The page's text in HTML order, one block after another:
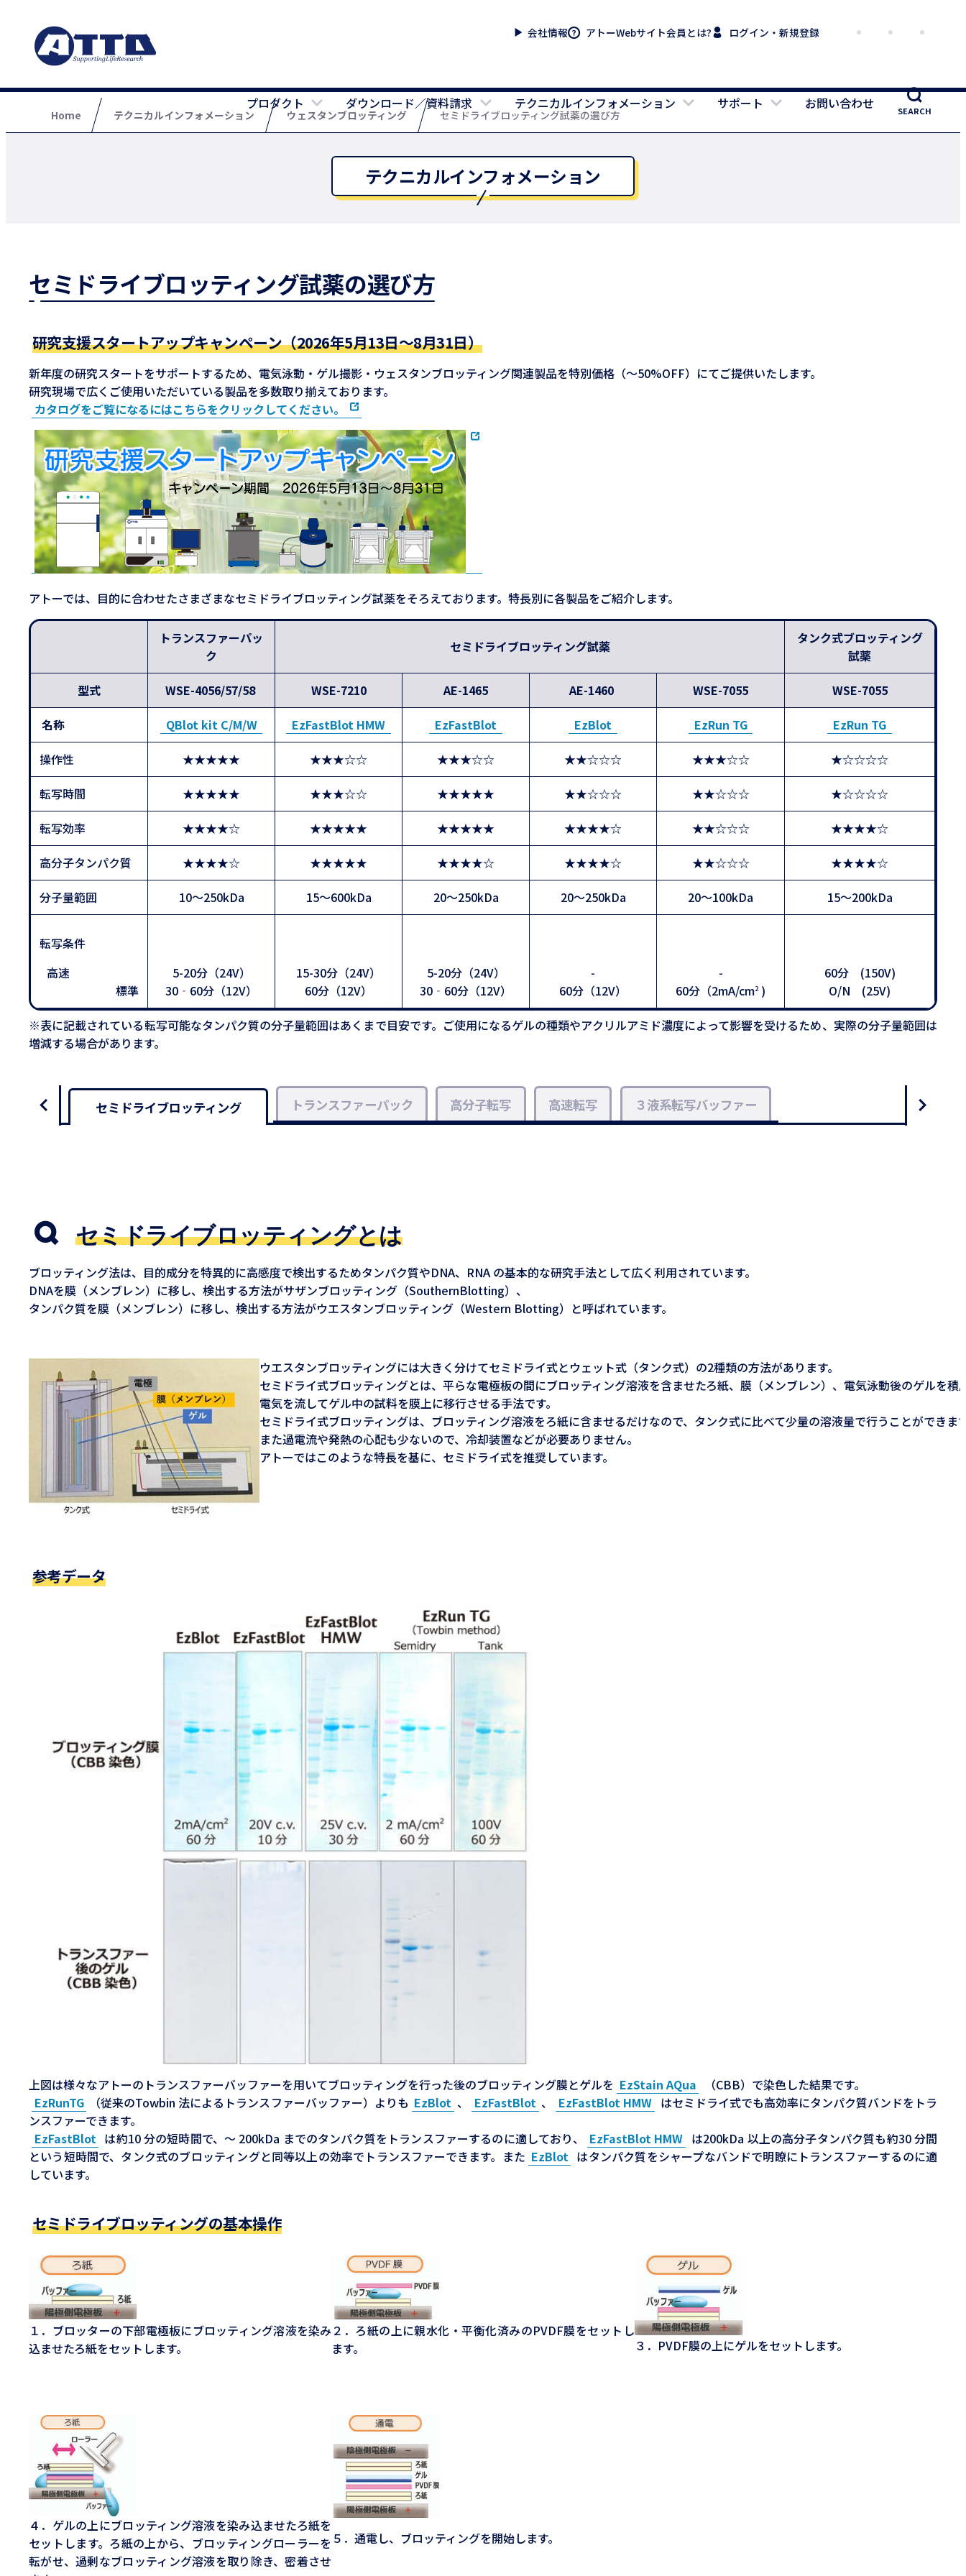
会社情報 アトーWebサイト会員とは? ログイン・新規登録
プロダクト ダウンロード／資料請求 テクニカルインフォメーション サポート お問い合わせ SEARCH
Home テクニカルインフォメーション ウェスタンブロッティング セミドライブロッティング試薬の選び方
テクニカルインフォメーション
セミドライブロッティング試薬の選び方
研究支援スタートアップキャンペーン（2026年5月13日～8月31日）
新年度の研究スタートをサポートするため、電気泳動・ゲル撮影・ウェスタンブロッティング関連製品を特別価格（～50%OFF）にてご提供いたします。
研究現場で広くご使用いただいている製品を多数取り揃えております。
カタログをご覧になるにはこちらをクリックしてください。
アトーでは、目的に合わせたさまざまなセミドライブロッティング試薬をそろえております。特長別に各製品をご紹介します。
トランスファーパッ
ク
セミドライブロッティング試薬
タンク式ブロッティング
試薬
型式
WSE-4056/57/58 WSE-7210 AE-1465 AE-1460 WSE-7055
WSE-7055
名称
QBlot kit C/M/W EzFastBlot HMW EzFastBlot EzBlot EzRun TG
EzRun TG
操作性
★★★★★ ★★★☆☆ ★★★☆☆ ★★☆☆☆ ★★★☆☆
★☆☆☆☆
転写時間
★★★★★ ★★★☆☆ ★★★★★ ★★☆☆☆ ★★☆☆☆
★☆☆☆☆
転写効率
★★★★☆ ★★★★★ ★★★★★ ★★★★☆ ★★☆☆☆
★★★★☆
高分子タンパク質
★★★★☆ ★★★★★ ★★★★☆ ★★★★☆ ★★☆☆☆
★★★★☆
分子量範囲
10～250kDa 15～600kDa 20～250kDa 20～250kDa 20～100kDa 15～200kDa
転写条件
高速
標準
5-20分（24V）
30‐60分（12V）
15-30分（24V）
60分（12V）
5-20分（24V）
30‐60分（12V）
-
60分（12V）
-
60分（2mA/cm2 )
60分 (150V)
O/N (25V)
※表に記載されている転写可能なタンパク質の分子量範囲はあくまで目安です。ご使用になるゲルの種類やアクリルアミド濃度によって影響を受けるため、実際の分子量範囲は
増減する場合があります。
セミドライブロッティング トランスファーパック 高分子転写 高速転写 ３液系転写バッファー
セミドライブロッティングとは
ブロッティング法は、目的成分を特異的に高感度で検出するためタンパク質やDNA、RNA の基本的な研究手法として広く利用されています。
DNAを膜（メンブレン）に移し、検出する方法がサザンブロッティング（SouthernBlotting）、
タンパク質を膜（メンブレン）に移し、検出する方法がウエスタンブロッティング（Western Blotting）と呼ばれています。
ウエスタンブロッティングには大きく分けてセミドライ式とウェット式（タンク式）の2種類の方法があります。
セミドライ式ブロッティングとは、平らな電極板の間にブロッティング溶液を含ませたろ紙、膜（メンブレン）、電気泳動後のゲルを積
電気を流してゲル中の試料を膜上に移行させる手法です。
セミドライ式ブロッティングは、ブロッティング溶液をろ紙に含ませるだけなので、タンク式に比べて少量の溶液量で行うことができま
また過電流や発熱の心配も少ないので、冷却装置などが必要ありません。
アトーではこのような特長を基に、セミドライ式を推奨しています。
参考データ
上図は様々なアトーのトランスファーバッファーを用いてブロッティングを行った後のブロッティング膜とゲルを EzStain AQua
（CBB）で染色した結果です。
EzRunTG
（従来のTowbin 法によるトランスファーバッファー）よりも EzBlot 、 EzFastBlot 、 EzFastBlot HMW はセミドライ式でも高効率にタンパク質バンドをトラ
ンスファーできます。
EzFastBlot は約10 分の短時間で、～ 200kDa までのタンパク質をトランスファーするのに適しており、 EzFastBlot HMW は200kDa 以上の高分子タンパク質も約30 分間
という短時間で、タンク式のブロッティングと同等以上の効率でトランスファーできます。また EzBlot はタンパク質をシャープなバンドで明瞭にトランスファーするのに適
しています。
セミドライブロッティングの基本操作
１．ブロッターの下部電極板にブロッティング溶液を染み
込ませたろ紙をセットします。
２．ろ紙の上に親水化・平衡化済みのPVDF膜をセットし
ます。
３．PVDF膜の上にゲルをセットします。
４．ゲルの上にブロッティング溶液を染み込ませたろ紙を
セットします。ろ紙の上から、ブロッティングローラーを
転がせ、過剰なブロッティング溶液を取り除き、密着させ
５．通電し、ブロッティングを開始します。